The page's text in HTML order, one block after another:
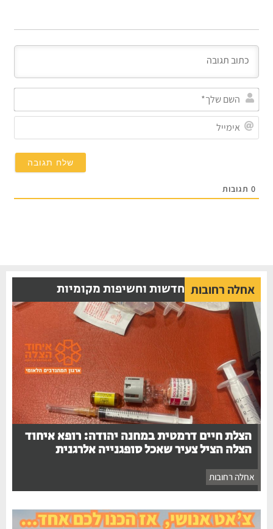
אימייל
תגובות
אחלה רחובות חדשות וחשיפות מקומיות
הצלת חיים דרמטית במחנה יהודה: רופא איחוד
הצלה הציל צעיר שאכל סופגנייה אלרגנית
אחלה רחובות